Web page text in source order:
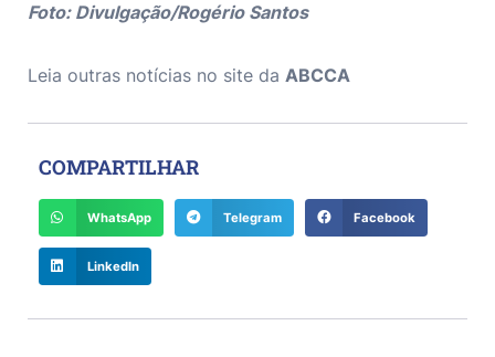
Foto: Divulgação/Rogério Santos
Leia outras notícias no site da ABCCA
COMPARTILHAR
WhatsApp Telegram Facebook
LinkedIn